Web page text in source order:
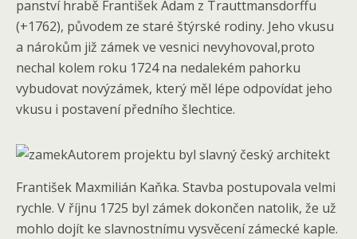
panství hrabě František Adam z Trauttmansdorffu
(+1762), původem ze staré štýrské rodiny. Jeho vkusu
a nárokům již zámek ve vesnici nevyhovoval,proto
nechal kolem roku 1724 na nedalekém pahorku
vybudovat novýzámek, který měl lépe odpovídat jeho
vkusu i postavení předního šlechtice.
Autorem projektu byl slavný český architekt
František Maxmilián Kaňka. Stavba postupovala velmi
rychle. V říjnu 1725 byl zámek dokončen natolik, že už
mohlo dojít ke slavnostnímu vysvěcení zámecké kaple.